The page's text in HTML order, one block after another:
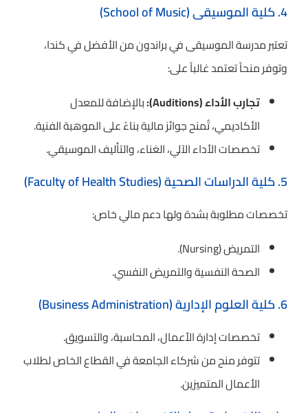
4. كلية الموسيقى (School of Music)
تعتبر مدرسة الموسيقى في براندون من الأفضل في كندا،
وتوفر منحاً تعتمد غالباً على:
تجارب الأداء (Auditions):
بالإضافة للمعدل
الأكاديمي، تُمنح جوائز مالية بناءً على الموهبة الفنية.
تخصصات الأداء الآلي، الغناء، والتأليف الموسيقي.
5. كلية الدراسات الصحية (Faculty of Health Studies)
تخصصات مطلوبة بشدة ولها دعم مالي خاص:
التمريض (Nursing).
الصحة النفسية والتمريض النفسي.
6. كلية العلوم الإدارية (Business Administration)
تخصصات إدارة الأعمال، المحاسبة، والتسويق.
تتوفر منح من شركاء الجامعة في القطاع الخاص لطلاب
الأعمال المتميزين.